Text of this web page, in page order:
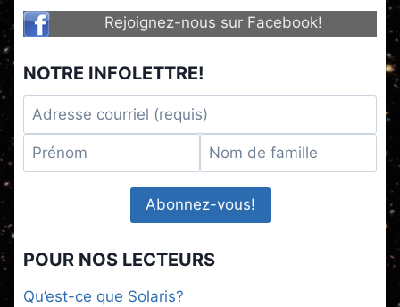
Rejoignez-nous sur Facebook!
NOTRE INFOLETTRE!
POUR NOS LECTEURS
Qu’est-ce que Solaris?